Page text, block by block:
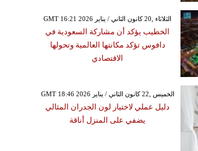
GMT 16:21 2026 الثلاثاء ,20 كانون الثاني / يناير
الخطيب يؤكد أن مشاركة السعودية في
دافوس تؤكد مكانتها العالمية وتحولها
الاقتصادي
GMT 18:46 2026 الخميس ,22 كانون الثاني / يناير
دليل عملي لاختيار لون الجدران المثالي
يضفي على المنزل أناقة